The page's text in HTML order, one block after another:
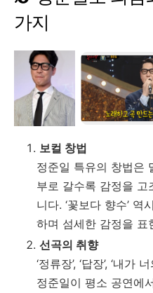
가지
보컬 창법
정준일 특유의 창법은
부로 갈수록 감정을 고
니다. ‘꽃보다 향수’ 역시
하며 섬세한 감정을 표
선곡의 취향
‘정류장’, ‘답장’, ‘내가 너
정준일이 평소 공연에